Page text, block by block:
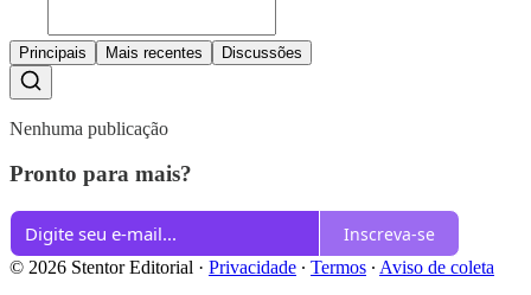
Principais Mais recentes Discussões
Nenhuma publicação
Pronto para mais?
Inscreva-se
© 2026 Stentor Editorial · Privacidade ∙ Termos ∙ Aviso de coleta